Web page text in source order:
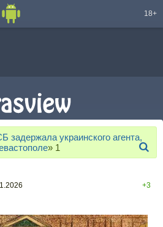
18+
задержала украинского агента,
» 1
+3